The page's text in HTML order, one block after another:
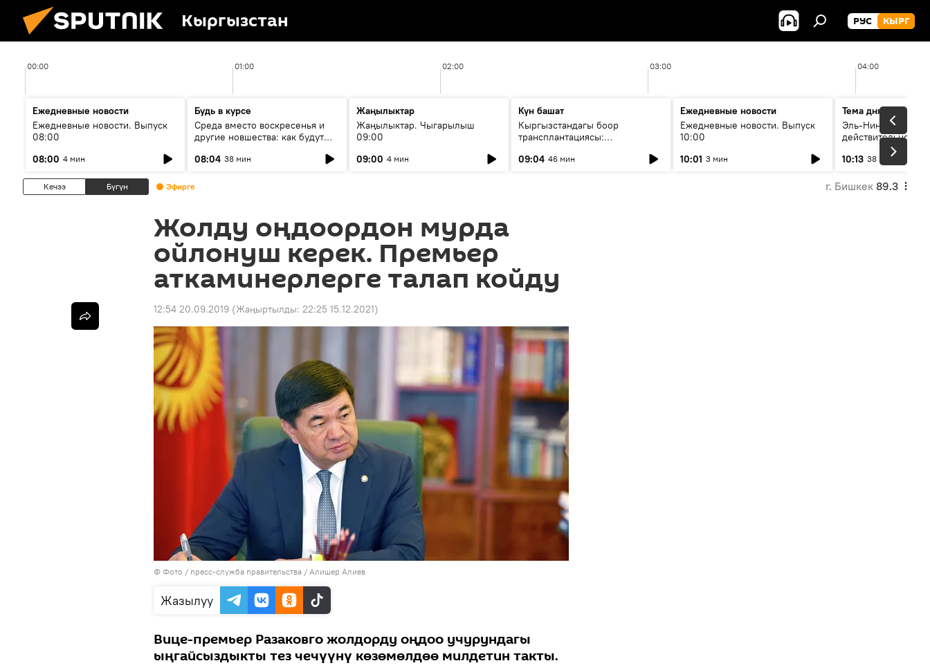
Кыргызстан РУС КЫРГ
00:00 01:00 02:00 03:00 04:00
Ежедневные новости
Ежедневные новости. Выпуск
08:00
08:00 4 мин
Будь в курсе
Среда вместо воскресенья и
другие новшества: как будут
08:04 38 мин
Жаңылыктар
Жаңылыктар. Чыгарылыш
09:00
09:00 4 мин
Күн башат
Кыргызстандагы боор
трансплантациясы:
келечеги
09:04 46 мин
Ежедневные новости
Ежедневные новости. Выпуск
10:00
10:01 3 мин
Тема дня
Эль-Ниньо, жара и
действительно
погоду в
10:13 38 мин
Кечээ Бүгүн Эфирге г. Бишкек 89.3
Жолду оңдоордон мурда
ойлонуш керек. Премьер
аткаминерлерге талап койду
12:54 20.09.2019 (Жаңыртылды: 22:25 15.12.2021)
© Фото / пресс-служба правительства / Алишер Алиев
Жазылуу
Вице-премьер Разаковго жолдорду оңдоо учурундагы
ыңгайсыздыкты тез чечүүнү көзөмөлдөө милдетин такты.